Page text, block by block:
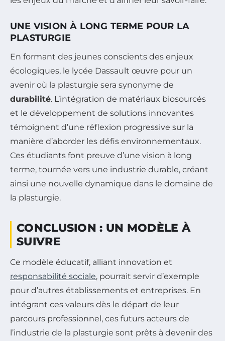
UNE VISION À LONG TERME POUR LA
PLASTURGIE
En formant des jeunes conscients des enjeux
écologiques, le lycée Dassault œuvre pour un
avenir où la plasturgie sera synonyme de
durabilité. L’intégration de matériaux biosourcés
et le développement de solutions innovantes
témoignent d’une réflexion progressive sur la
manière d’aborder les défis environnementaux.
Ces étudiants font preuve d’une vision à long
terme, tournée vers une industrie durable, créant
ainsi une nouvelle dynamique dans le domaine de
la plasturgie.
CONCLUSION : UN MODÈLE À
SUIVRE
Ce modèle éducatif, alliant innovation et
responsabilité sociale, pourrait servir d’exemple
pour d’autres établissements et entreprises. En
intégrant ces valeurs dès le départ de leur
parcours professionnel, ces futurs acteurs de
l’industrie de la plasturgie sont prêts à devenir des